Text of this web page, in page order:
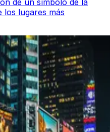
los lugares más